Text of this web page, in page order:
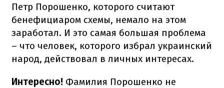
Петр Порошенко, которого считают
бенефициаром схемы, немало на этом
заработал. И это самая большая проблема
– что человек, которого избрал украинский
народ, действовал в личных интересах.
Интересно! Фамилия Порошенко не